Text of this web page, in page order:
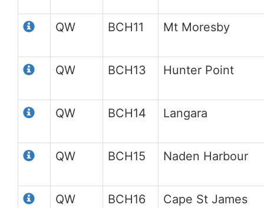
QW BCH11 Mt Moresby
QW BCH13 Hunter Point
QW BCH14 Langara
QW BCH15 Naden Harbour
QW BCH16 Cape St James